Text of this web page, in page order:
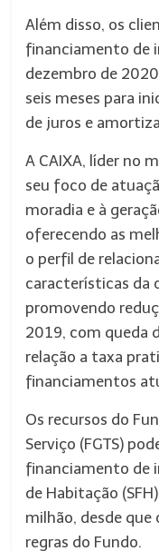
Além disso, os
financiamento de
dezembro de
seis meses para
de juros e
A CAIXA, líder no
seu foco de
moradia e à
oferecendo as
o perfil de
características da
promovendo
2019, com queda
relação a taxa
financiamentos
Os recursos do
Serviço (FGTS)
financiamento de
de Habitação
milhão, desde que
regras do Fundo.